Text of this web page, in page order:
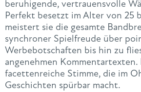
beruhigende, vertrauensvolle
Perfekt besetzt im Alter von 25
meistert sie die gesamte
synchroner Spielfreude über
Werbebotschaften bis hin zu
angenehmen Kommentartexten.
facettenreiche Stimme, die im
Geschichten spürbar macht.